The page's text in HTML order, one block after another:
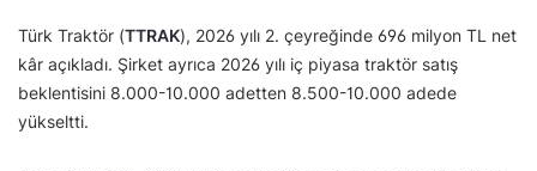
Türk Traktör (TTRAK), 2026 yılı 2. çeyreğinde 696 milyon TL net
kâr açıkladı. Şirket ayrıca 2026 yılı iç piyasa traktör satış
beklentisini 8.000-10.000 adetten 8.500-10.000 adede
yükseltti.